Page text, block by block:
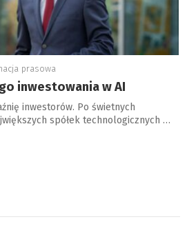
prasowa
inwestowania w AI
inwestorów. Po świetnych
spółek technologicznych …